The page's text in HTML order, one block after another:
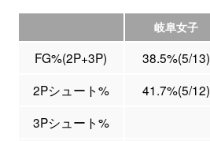
岐阜女子
FG%(2P+3P) 38.5%(5/13)
2Pシュート%
41.7%(5/12)
3Pシュート%